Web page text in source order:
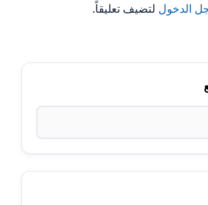
الدخول لتضيف تعليقاً.